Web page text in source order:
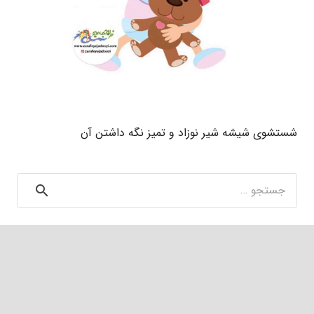
شستشوی شیشه شیر نوزاد و تمیز نگه داشتن آن
برای: